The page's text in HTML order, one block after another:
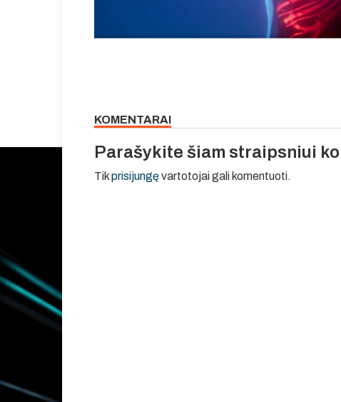
KOMENTARAI
Parašykite šiam straipsniui
Tikprisijungęvartotojai gali komentuoti.